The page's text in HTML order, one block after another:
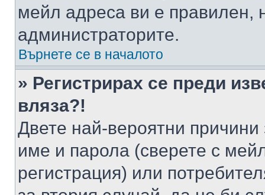
мейл адреса ви е правилен,
администраторите.
Върнете се в началото
» Регистрирах се преди
вляза?!
Двете най-вероятни
име и парола (сверете с
регистрация) или